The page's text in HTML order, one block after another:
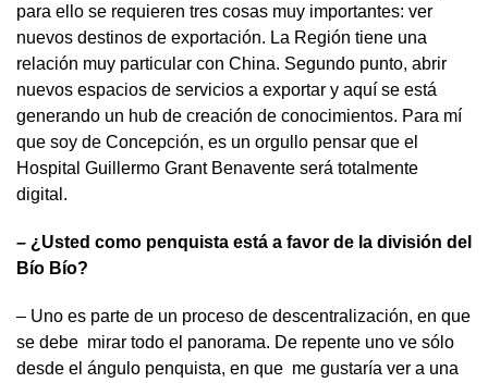
para ello se requieren tres cosas muy importantes: ver
nuevos destinos de exportación. La Región tiene una
relación muy particular con China. Segundo punto, abrir
nuevos espacios de servicios a exportar y aquí se está
generando un hub de creación de conocimientos. Para mí
que soy de Concepción, es un orgullo pensar que el
Hospital Guillermo Grant Benavente será totalmente
digital.
– ¿Usted como penquista está a favor de la división del
Bío Bío?
– Uno es parte de un proceso de descentralización, en que
se debe mirar todo el panorama. De repente uno ve sólo
desde el ángulo penquista, en que me gustaría ver a una